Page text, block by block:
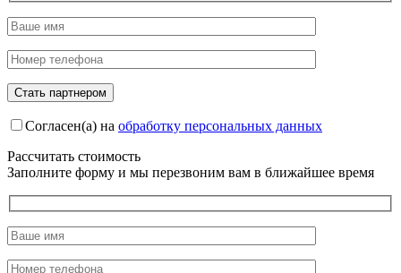
Согласен(а) на обработку персональных данных
Рассчитать стоимость
Заполните форму и мы перезвоним вам в ближайшее время